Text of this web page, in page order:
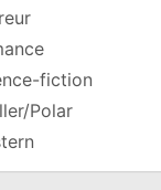
fiction
Polar